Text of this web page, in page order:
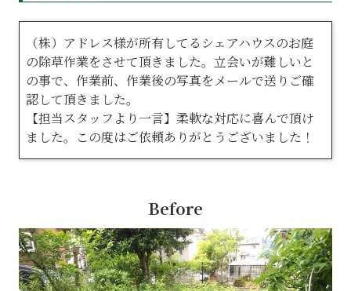
（株）アドレス様が所有してるシェアハウスのお庭
の除草作業をさせて頂きました。立会いが難しいと
の事で、作業前、作業後の写真をメールで送りご確
認して頂きました。
【担当スタッフより一言】柔軟な対応に喜んで頂け
ました。この度はご依頼ありがとうございました！
Before